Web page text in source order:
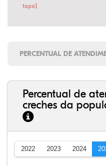
topo)
PERCENTUAL DE
Percentual de
creches da
2022 2023 2024